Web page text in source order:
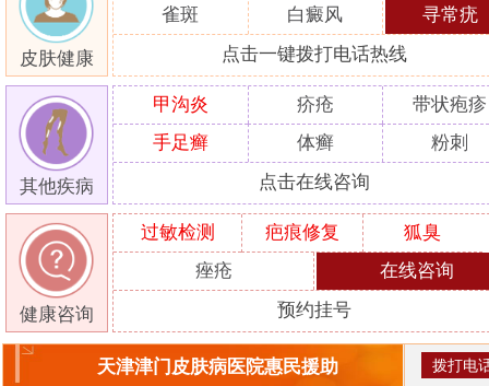
皮肤健康
雀斑
白癜风 寻常疣
点击一键拨打电话热线
其他疾病
甲沟炎 疥疮
带状疱疹
手足癣
体癣 粉刺
点击在线咨询
健康咨询
过敏检测 疤痕修复
狐臭
痤疮
在线咨询
预约挂号
天津津门皮肤病医院惠民援助 拨打电